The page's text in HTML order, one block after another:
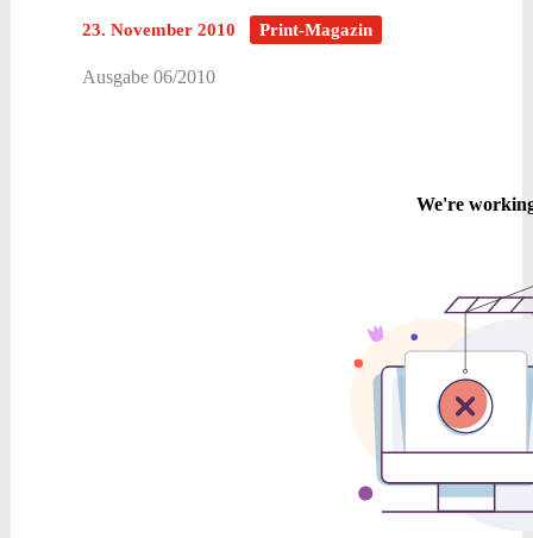
23. November 2010 Print-Magazin
Ausgabe 06/2010